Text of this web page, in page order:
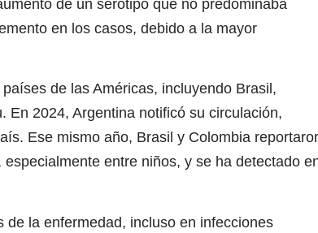
de un serotipo que no predominaba
en los casos, debido a la mayor
de las Américas, incluyendo Brasil,
En 2024, Argentina notificó su circulación,
Ese mismo año, Brasil y Colombia
entre niños, y se ha detectado
la enfermedad, incluso en infecciones